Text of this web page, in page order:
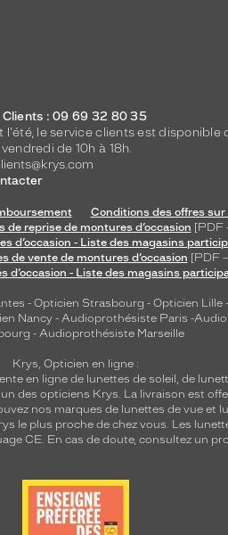
: 09 69 32 80 35
l'été, le service clients est disponible
vendredi de 10h à 18h.
Conditions des offres sur
reprise de montures d’occasion [PDF
d’occasion - Liste des magasins
de vente de montures d’occasion [PDF
d’occasion - Liste des magasins
- Opticien Strasbourg - Opticien Lille -
Nancy - Audioprothésiste Paris -
- Audioprothésiste Marseille
Krys, Opticien en ligne :
en ligne de lunettes de soleil, de
des opticiens Krys. La livraison est
nos marques de lunettes de vue et
le plus proche de chez vous. Les
CE. En cas de doute, consultez un